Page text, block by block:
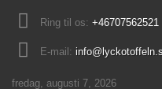
Ring til os: +46707562521
E-mail:
fredag, augusti 7, 2026